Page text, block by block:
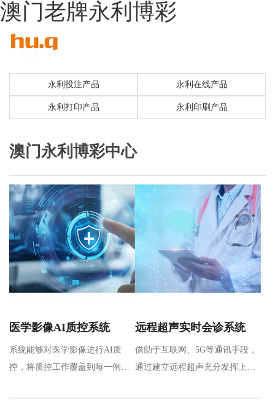
澳门老牌永利博彩
永利投注产品 永利在线产品
永利打印产品 永利印刷产品
澳门永利博彩中心
医学影像AI质控系统
系统能够对医学影像进行AI质
控，将质控工作覆盖到每一例影
远程超声实时会诊系统
借助于互联网、5G等通讯手段，
通过建立远程超声充分发挥上级